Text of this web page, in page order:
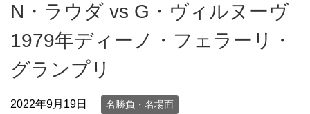
N・ラウダ vs G・ヴィルヌーヴ
1979年ディーノ・フェラーリ・
グランプリ
2022年9月19日 名勝負・名場面